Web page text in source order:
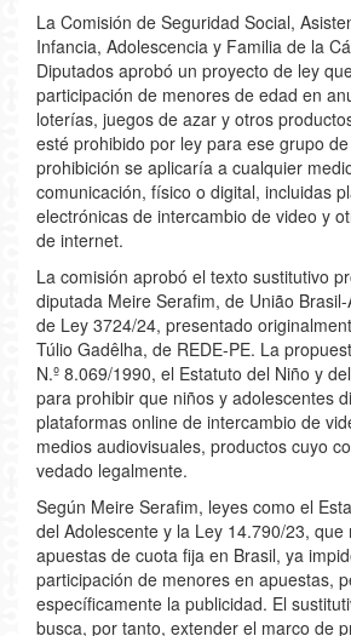
La Comisión de Seguridad Social,
Infancia, Adolescencia y Familia de la
Diputados aprobó un proyecto de ley
participación de menores de edad en
loterías, juegos de azar y otros
esté prohibido por ley para ese grupo
prohibición se aplicaría a cualquier
comunicación, físico o digital, incluidas
electrónicas de intercambio de video y
de internet.
La comisión aprobó el texto sustitutivo
diputada Meire Serafim, de União
de Ley 3724/24, presentado
Túlio Gadêlha, de REDE-PE. La
N.º 8.069/1990, el Estatuto del Niño y
para prohibir que niños y adolescentes
plataformas online de intercambio de
medios audiovisuales, productos cuyo
vedado legalmente.
Según Meire Serafim, leyes como el
del Adolescente y la Ley 14.790/23, que
apuestas de cuota fija en Brasil, ya
participación de menores en apuestas,
específicamente la publicidad. El
busca, por tanto, extender el marco de